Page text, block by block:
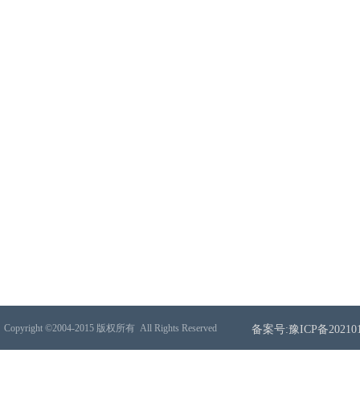
Copyright ©2004-2015 版权所有 All Rights Reserved 备案号:豫ICP备